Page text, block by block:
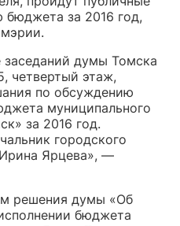
за 2016 год,
заседаний думы Томска
четвертый этаж,
по обсуждению
муниципального
за 2016 год.
городского
Ярцева», —
решения думы «Об
бюджета